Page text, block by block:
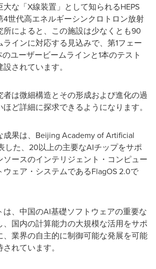
大な「X線装置」として知られるHEPS
4世代高エネルギーシンクロトロン放射
所によると、この施設は少なくとも90
インに対応する見込みで、第1フェー
ユーザービームラインと1本のテスト
されています。
者は微細構造とその形成および進化の過
ど詳細に探求できるようになります。
成果は、Beijing Academy of Artificial
した、20以上の主要なAIチップをサポ
ソースのインテリジェント・コンピュー
ウェア・システムであるFlagOS 2.0で
は、中国のAI基礎ソフトウェアの重要な
、国内の計算能力の大規模な活用をサポ
、業界の自主的に制御可能な発展を可能
れています。